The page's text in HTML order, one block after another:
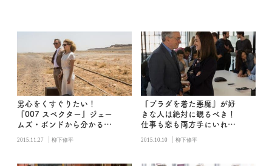
男心をくすぐりたい！
『007 スペクター』ジェー
ムズ・ボンドから分かる大
2015.11.27 | 柳下修平
『プラダを着た悪魔』が好
きな人は絶対に観るべき！
仕事も恋も両方手にいれた
くなる映画『マイ・インタ
2015.10.10 | 柳下修平